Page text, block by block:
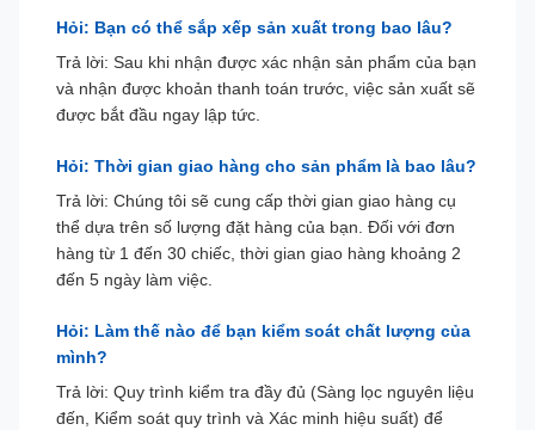
Hỏi: Bạn có thể sắp xếp sản xuất trong bao lâu?
Trả lời: Sau khi nhận được xác nhận sản phẩm của bạn
và nhận được khoản thanh toán trước, việc sản xuất sẽ
được bắt đầu ngay lập tức.
Hỏi: Thời gian giao hàng cho sản phẩm là bao lâu?
Trả lời: Chúng tôi sẽ cung cấp thời gian giao hàng cụ
thể dựa trên số lượng đặt hàng của bạn. Đối với đơn
hàng từ 1 đến 30 chiếc, thời gian giao hàng khoảng 2
đến 5 ngày làm việc.
Hỏi: Làm thế nào để bạn kiểm soát chất lượng của
mình?
Trả lời: Quy trình kiểm tra đầy đủ (Sàng lọc nguyên liệu
đến, Kiểm soát quy trình và Xác minh hiệu suất) để